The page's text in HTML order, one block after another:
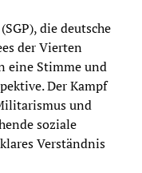
die deutsche
der Vierten
eine Stimme und
Der Kampf
und
soziale
Verständnis